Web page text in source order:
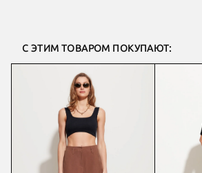
С ЭТИМ ТОВАРОМ ПОКУПАЮТ: